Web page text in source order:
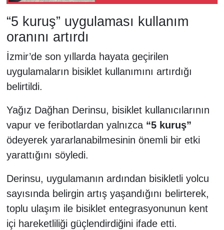
“5 kuruş” uygulaması kullanım
oranını artırdı
İzmir’de son yıllarda hayata geçirilen
uygulamaların bisiklet kullanımını artırdığı
belirtildi.
Yağız Dağhan Derinsu, bisiklet kullanıcılarının
vapur ve feribotlardan yalnızca “5 kuruş”
ödeyerek yararlanabilmesinin önemli bir etki
yarattığını söyledi.
Derinsu, uygulamanın ardından bisikletli yolcu
sayısında belirgin artış yaşandığını belirterek,
toplu ulaşım ile bisiklet entegrasyonunun kent
içi hareketliliği güçlendirdiğini ifade etti.